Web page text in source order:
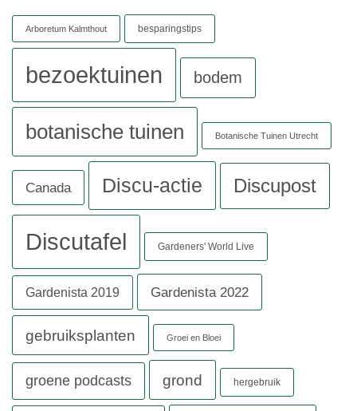
Arboretum Kalmthout besparingstips
bezoektuinen bodem
botanische tuinen Botanische Tuinen Utrecht
Canada Discu-actie Discupost
Discutafel Gardeners' World Live
Gardenista 2019 Gardenista 2022
gebruiksplanten Groei en Bloei
groene podcasts grond hergebruik